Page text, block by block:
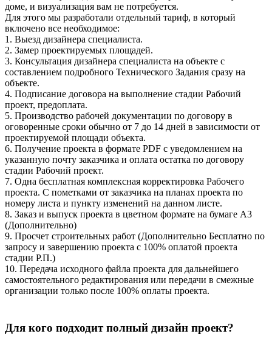
доме, и визуализация вам не потребуется.
Для этого мы разработали отдельный тариф, в который
включено все необходимое:
1. Выезд дизайнера специалиста.
2. Замер проектируемых площадей.
3. Консультация дизайнера специалиста на объекте с
составлением подробного Технического Задания сразу на
объекте.
4. Подписание договора на выполнение стадии Рабочий
проект, предоплата.
5. Производство рабочей документации по договору в
оговоренные сроки обычно от 7 до 14 дней в зависимости от
проектируемой площади объекта.
6. Получение проекта в формате PDF с уведомлением на
указанную почту заказчика и оплата остатка по договору
стадии Рабочий проект.
7. Одна бесплатная комплексная корректировка Рабочего
проекта. С пометками от заказчика на планах проекта по
номеру листа и пункту изменений на данном листе.
8. Заказ и выпуск проекта в цветном формате на бумаге А3
(Дополнительно)
9. Просчет строительных работ (Дополнительно Бесплатно по
запросу и завершению проекта с 100% оплатой проекта
стадии Р.П.)
10. Передача исходного файла проекта для дальнейшего
самостоятельного редактирования или передачи в смежные
организации только после 100% оплаты проекта.
Для кого подходит полный дизайн проект?